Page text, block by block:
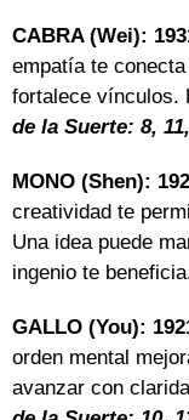
CABRA (Wei):
empatía te
fortalece vínculos.
de la Suerte: 8,
MONO (Shen):
creatividad te
Una idea puede
ingenio te
GALLO (You):
orden mental
avanzar con